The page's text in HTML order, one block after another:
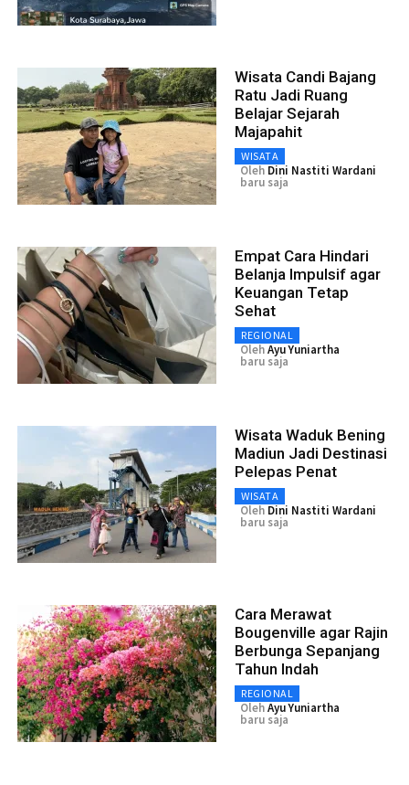
Wisata Candi Bajang
Ratu Jadi Ruang
Belajar Sejarah
Majapahit
WISATA
Oleh Dini Nastiti Wardani
baru saja
Empat Cara Hindari
Belanja Impulsif agar
Keuangan Tetap
Sehat
REGIONAL
OlehAyu Yuniartha
baru saja
Wisata Waduk Bening
Madiun Jadi Destinasi
Pelepas Penat
WISATA
Oleh Dini Nastiti Wardani
baru saja
Cara Merawat
Bougenville agar Rajin
Berbunga Sepanjang
Tahun Indah
REGIONAL
OlehAyu Yuniartha
baru saja